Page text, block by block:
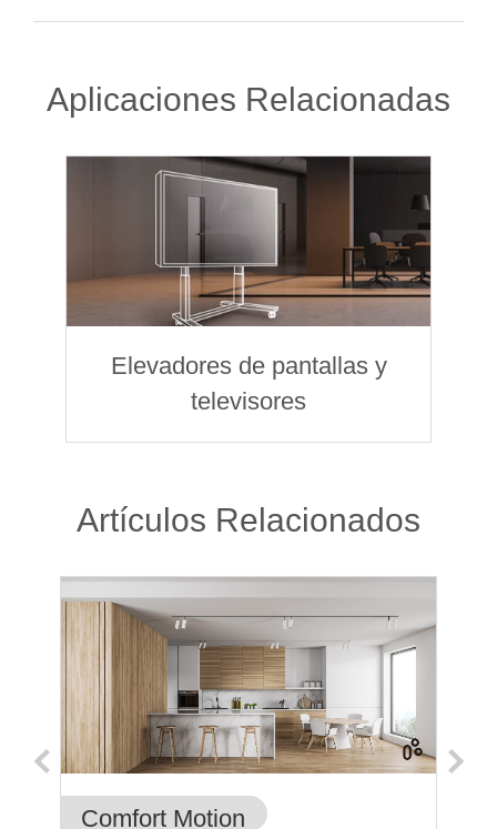
Aplicaciones Relacionadas
Elevadores de pantallas y
televisores
Artículos Relacionados
Comfort Motion